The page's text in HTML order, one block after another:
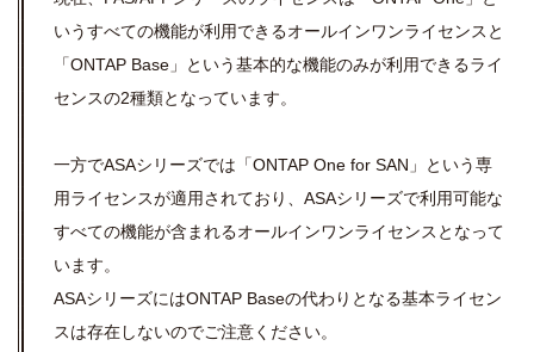
いうすべての機能が利用できるオールインワンライセンスと
「ONTAP Base」という基本的な機能のみが利用できるライ
センスの2種類となっています。
一方でASAシリーズでは「ONTAP One for SAN」という専
用ライセンスが適用されており、ASAシリーズで利用可能な
すべての機能が含まれるオールインワンライセンスとなって
います。
ASAシリーズにはONTAP Baseの代わりとなる基本ライセン
スは存在しないのでご注意ください。